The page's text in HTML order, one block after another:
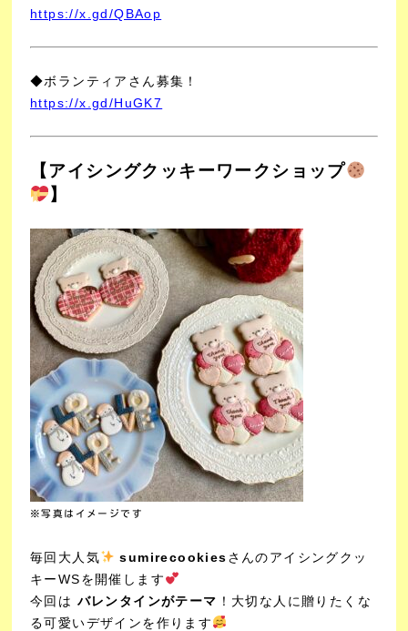
https://x.gd/QBAop
◆ボランティアさん募集！
https://x.gd/HuGK7
【アイシングクッキーワークショップ
】
※写真はイメージです
毎回大人気 sumirecookiesさんのアイシングクッ
キーWSを開催します
今回はバレンタインがテーマ ！大切な人に 贈りたくな
る可愛いデザインを作ります